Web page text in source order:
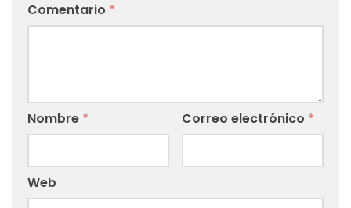
Comentario *
Nombre * Correo electrónico *
Web